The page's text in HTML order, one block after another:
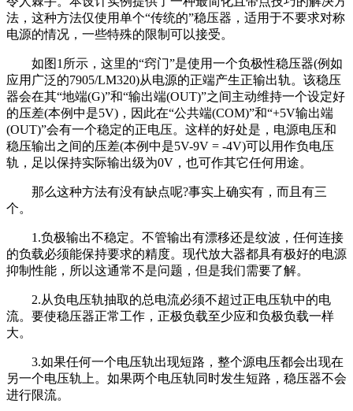
法，这种方法仅使用单个“传统的”稳压器，适用于不要求对称
电源的情况，一些特殊的限制可以接受。
如图1所示，这里的“窍门”是使用一个负极性稳压器(例如
应用广泛的7905/LM320)从电源的正端产生正输出轨。该稳压
器会在其“地端(G)”和“输出端(OUT)”之间主动维持一个设定好
的压差(本例中是5V)，因此在“公共端(COM)”和“+5V输出端
(OUT)”会有一个稳定的正电压。这样的好处是，电源电压和
稳压输出之间的压差(本例中是5V-9V = -4V)可以用作负电压
轨，足以保持实际输出级为0V，也可作其它任何用途。
那么这种方法有没有缺点呢?事实上确实有，而且有三
个。
1.负极输出不稳定。不管输出有漂移还是纹波，任何连接
的负载必须能保持要求的精度。现代放大器都具有极好的电源
抑制性能，所以这通常不是问题，但是我们需要了解。
2.从负电压轨抽取的总电流必须不超过正电压轨中的电
流。要使稳压器正常工作，正极负载至少应和负极负载一样
大。
3.如果任何一个电压轨出现短路，整个源电压都会出现在
另一个电压轨上。如果两个电压轨同时发生短路，稳压器不会
进行限流。